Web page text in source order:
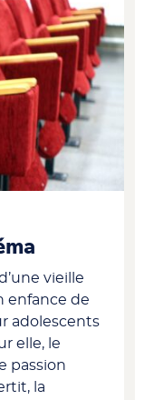
vieille
enfance de
adolescents
elle, le
passion
la